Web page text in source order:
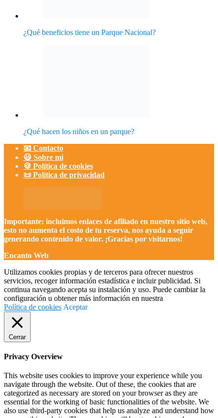
Importante: incluimos enlaces de afiliado en nuestro sitio web,
esto no aumenta el costo de tu reserva, nos ayuda a seguir
generando contenido de valor. ¡Gracias por visitarnos!
servicios, recoger información estadística e incluir publicidad. Si
continua navegando acepta su instalación y uso. Puede cambiar la
configuración u obtener más información en nuestra
Cerrar
Privacy Overview
This website uses cookies to improve your experience while you
navigate through the website. Out of these, the cookies that are
categorized as necessary are stored on your browser as they are
essential for the working of basic functionalities of the website. We
also use third-party cookies that help us analyze and understand how
you use this website. These cookies will be stored in your browser
cookies. But opting out of some of these cookies may affect your
browsing experience.
Necessary
Necessary
Siempre activado